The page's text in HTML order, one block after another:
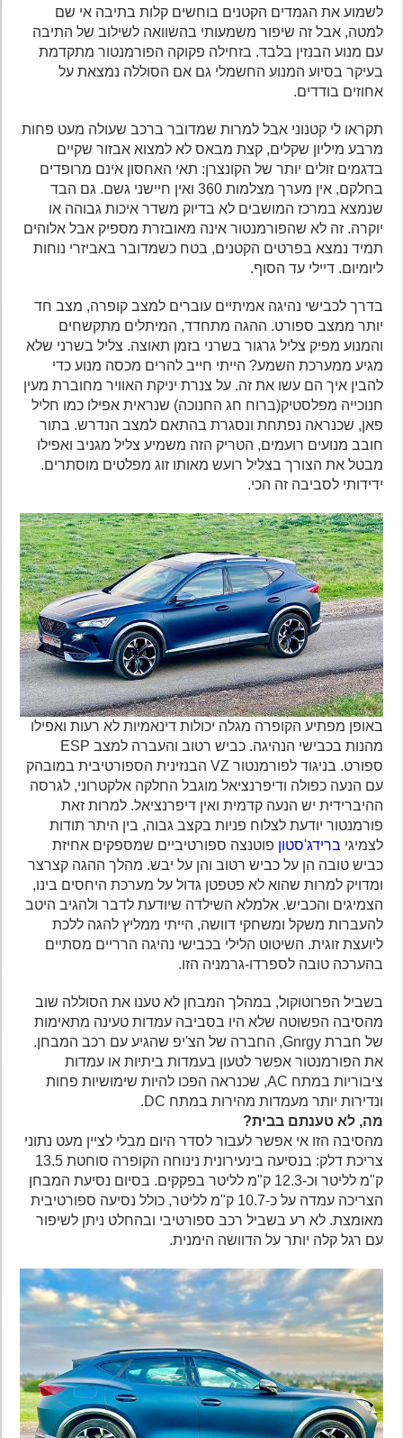
לשמוע את הגמדים הקטנים בוחשים קלות בתיבה אי שם
למטה, אבל זה שיפור משמעותי בהשוואה לשילוב של התיבה
עם מנוע הבנזין בלבד. בזחילה פקוקה הפורמנטור מתקדמת
בעיקר בסיוע המנוע החשמלי גם אם הסוללה נמצאת על
אחוזים בודדים.
תקראו לי קטנוני אבל למרות שמדובר ברכב שעולה מעט פחות
מרבע מיליון שקלים, קצת מבאס לא למצוא אבזור שקיים
בדגמים זולים יותר של הקונצרן: תאי האחסון אינם מרופדים
בחלקם, אין מערך מצלמות 360 ואין חיישני גשם. גם הבד
שנמצא במרכז המושבים לא בדיוק משדר איכות גבוהה או
יוקרה. זה לא שהפורמנטור אינה מאובזרת מספיק אבל אלוהים
תמיד נמצא בפרטים הקטנים, בטח כשמדובר באביזרי נוחות
ליומיום. דיילי עד הסוף.
בדרך לכבישי נהיגה אמיתיים עוברים למצב קופרה, מצב חד
יותר ממצב ספורט. ההגה מתחדד, המיתלים מתקשחים
והמנוע מפיק צליל גרגור בשרני בזמן תאוצה. צליל בשרני שלא
מגיע ממערכת השמע? הייתי חייב להרים מכסה מנוע כדי
להבין איך הם עשו את זה. על צנרת יניקת האוויר מחוברת מעין
חנוכייה מפלסטיק(ברוח חג החנוכה) שנראית אפילו כמו חליל
פאן, שכנראה נפתחת ונסגרת בהתאם למצב הנדרש. בתור
חובב מנועים רועמים, הטריק הזה משמיע צליל מגניב ואפילו
מבטל את הצורך בצליל רועש מאותו זוג מפלטים מוסתרים.
ידידותי לסביבה זה הכי.
באופן מפתיע הקופרה מגלה יכולות דינאמיות לא רעות ואפילו
מהנות בכבישי הנהיגה. כביש רטוב והעברה למצב ESP
ספורט. בניגוד לפורמנטור VZ הבנזינית הספורטיבית במובהק
עם הנעה כפולה ודיפרנציאל מוגבל החלקה אלקטרוני, לגרסה
ההיברידית יש הנעה קדמית ואין דיפרנציאל. למרות זאת
פורמנטור יודעת לצלוח פניות בקצב גבוה, בין היתר תודות
לצמיגיברידג'סטוןפוטנצה ספורטיביים שמספקים אחיזת
כביש טובה הן על כביש רטוב והן על יבש. מהלך ההגה קצרצר
ומדויק למרות שהוא לא פטפטן גדול על מערכת היחסים בינו,
הצמיגים והכביש. אלמלא השילדה שיודעת לדבר ולהגיב היטב
להעברות משקל ומשחקי דוושה, הייתי ממליץ להגה ללכת
ליועצת זוגית. השיטוט הלילי בכבישי נהיגה הרריים מסתיים
בהערכה טובה לספרדו-גרמניה הזו.
בשביל הפרוטוקול, במהלך המבחן לא טענו את הסוללה שוב
מהסיבה הפשוטה שלא היו בסביבה עמדות טעינה מתאימות
של חברת Gnrgy, החברה של הצ'יפ שהגיע עם רכב המבחן.
את הפורמנטור אפשר לטעון בעמדות ביתיות או עמדות
ציבוריות במתח AC, שכנראה הפכו להיות שימושיות פחות
ונדירות יותר מעמדות מהירות במתח DC.
מה, לא טענתם בבית?
מהסיבה הזו אי אפשר לעבור לסדר היום מבלי לציין מעט נתוני
צריכת דלק: בנסיעה בינעירונית נינוחה הקופרה סוחטת 13.5
ק"מ לליטר וכ-12.3 ק"מ לליטר בפקקים. בסיום נסיעת המבחן
הצריכה עמדה על כ-10.7 ק"מ לליטר, כולל נסיעה ספורטיבית
מאומצת. לא רע בשביל רכב ספורטיבי ובהחלט ניתן לשיפור
עם רגל קלה יותר על הדוושה הימנית.